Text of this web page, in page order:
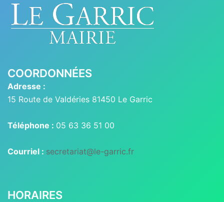
COORDONNÉES
Adresse :
15 Route de Valdéries 81450 Le Garric
Téléphone : 05 63 36 51 00
Courriel : secretariat@le-garric.fr
HORAIRES